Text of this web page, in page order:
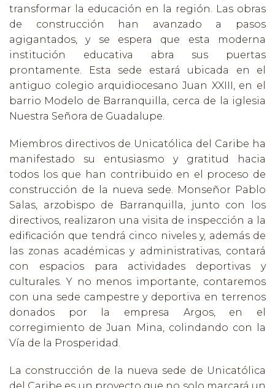
transformar la educación en la región. Las obras
de construcción han avanzado a pasos
agigantados, y se espera que esta moderna
institución educativa abra sus puertas
prontamente. Esta sede estará ubicada en el
antiguo colegio arquidiocesano Juan XXIII, en el
barrio Modelo de Barranquilla, cerca de la iglesia
Nuestra Señora de Guadalupe.
Miembros directivos de Unicatólica del Caribe ha
manifestado su entusiasmo y gratitud hacia
todos los que han contribuido en el proceso de
construcción de la nueva sede. Monseñor Pablo
Salas, arzobispo de Barranquilla, junto con los
directivos, realizaron una visita de inspección a la
edificación que tendrá cinco niveles y, además de
las zonas académicas y administrativas, contará
con espacios para actividades deportivas y
culturales. Y no menos importante, contaremos
con una sede campestre y deportiva en terrenos
donados por la empresa Argos, en el
corregimiento de Juan Mina, colindando con la
Vía de la Prosperidad.
La construcción de la nueva sede de Unicatólica